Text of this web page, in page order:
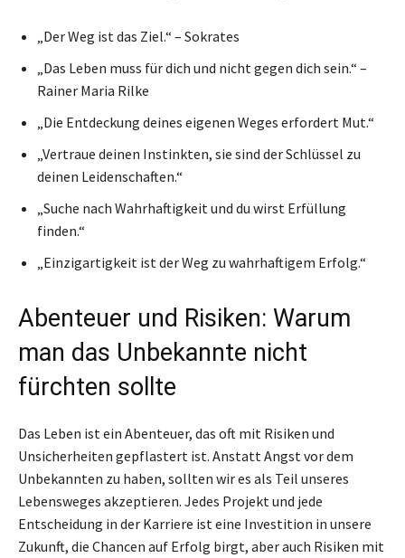
„Der Weg ist das Ziel.“ – Sokrates
„Das Leben muss für dich und nicht gegen dich sein.“ –
Rainer Maria Rilke
„Die Entdeckung deines eigenen Weges erfordert Mut.“
„Vertraue deinen Instinkten, sie sind der Schlüssel zu
deinen Leidenschaften.“
„Suche nach Wahrhaftigkeit und du wirst Erfüllung
finden.“
„Einzigartigkeit ist der Weg zu wahrhaftigem Erfolg.“
Abenteuer und Risiken: Warum
man das Unbekannte nicht
fürchten sollte
Das Leben ist ein Abenteuer, das oft mit Risiken und
Unsicherheiten gepflastert ist. Anstatt Angst vor dem
Unbekannten zu haben, sollten wir es als Teil unseres
Lebensweges akzeptieren. Jedes Projekt und jede
Entscheidung in der Karriere ist eine Investition in unsere
Zukunft, die Chancen auf Erfolg birgt, aber auch Risiken mit